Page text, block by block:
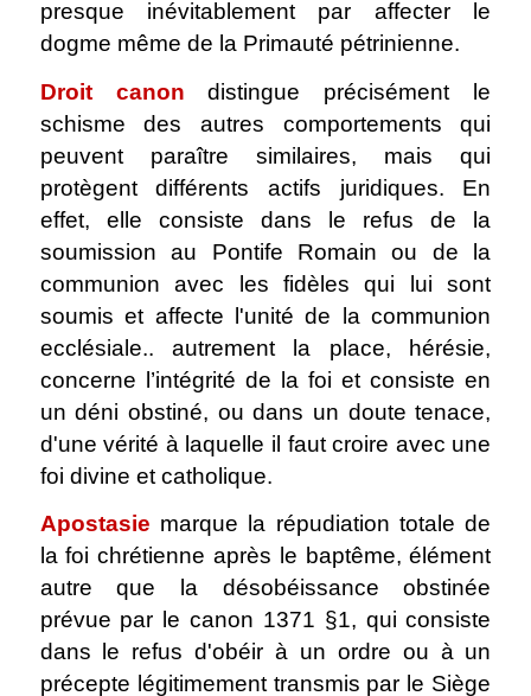
presque inévitablement par affecter le
dogme même de la Primauté pétrinienne.
Droit canon distingue précisément le
schisme des autres comportements qui
peuvent paraître similaires, mais qui
protègent différents actifs juridiques. En
effet, elle consiste dans le refus de la
soumission au Pontife Romain ou de la
communion avec les fidèles qui lui sont
soumis et affecte l'unité de la communion
ecclésiale.. autrement la place, hérésie,
concerne l’intégrité de la foi et consiste en
un déni obstiné, ou dans un doute tenace,
d'une vérité à laquelle il faut croire avec une
foi divine et catholique.
Apostasie marque la répudiation totale de
la foi chrétienne après le baptême, élément
autre que la désobéissance obstinée
prévue par le canon 1371 §1, qui consiste
dans le refus d'obéir à un ordre ou à un
précepte légitimement transmis par le Siège